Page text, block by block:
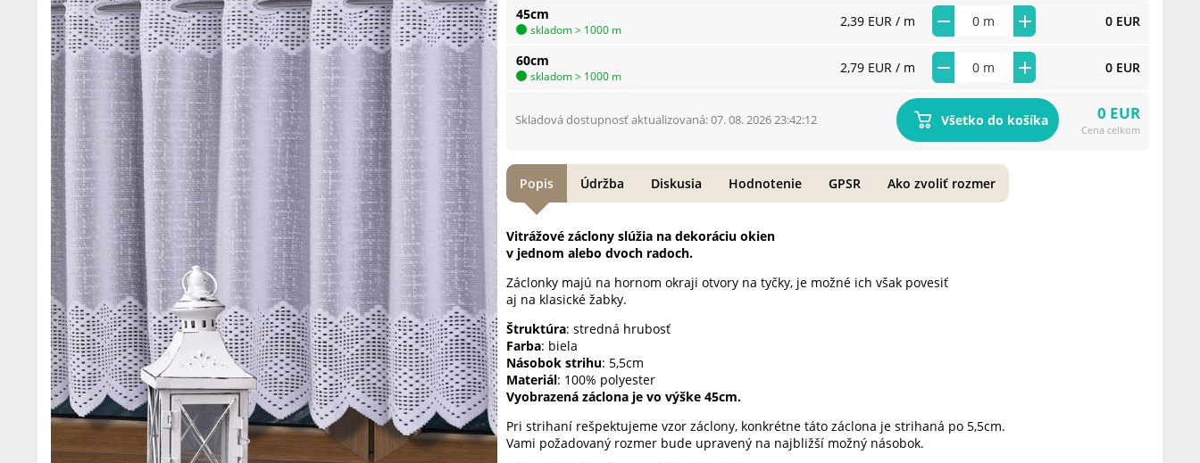
45cm 2,39 EUR / m 0 EUR
skladom > 1000 m
60cm 2,79 EUR / m 0 EUR
skladom > 1000 m
Skladová dostupnosť aktualizovaná: 07. 08. 2026 23:42:12 Všetko do košíka 0 EUR
Cena celkom
Vitrážové záclony slúžia na dekoráciu okien
v jednom alebo dvoch radoch.
Záclonky majú na hornom okraji otvory na tyčky, je možné ich však povesiť
aj na klasické žabky.
Štruktúra: stredná hrubosť
Farba: biela
Násobok strihu: 5,5cm
Materiál: 100% polyester
Vyobrazená záclona je vo výške 45cm.
Pri strihaní rešpektujeme vzor záclony, konkrétne táto záclona je strihaná po 5,5cm.
Vami požadovaný rozmer bude upravený na najbližší možný násobok.
Popis Údržba Diskusia Hodnotenie GPSR Ako zvoliť rozmer